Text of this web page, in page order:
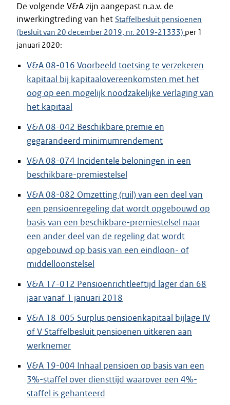
De volgende V&A zijn aangepast n.a.v. de
inwerkingtreding van het Staffelbesluit pensioenen
(besluit van 20 december 2019, nr. 2019-21333) per 1
januari 2020:
V&A 08-016 Voorbeeld toetsing te verzekeren
kapitaal bij kapitaalovereenkomsten met het
oog op een mogelijk noodzakelijke verlaging van
het kapitaal
V&A 08-042 Beschikbare premie en
gegarandeerd minimumrendement
V&A 08-074 Incidentele beloningen in een
beschikbare-premiestelsel
V&A 08-082 Omzetting (ruil) van een deel van
een pensioenregeling dat wordt opgebouwd op
basis van een beschikbare-premiestelsel naar
een ander deel van de regeling dat wordt
opgebouwd op basis van een eindloon- of
middelloonstelsel
V&A 17-012 Pensioenrichtleeftijd lager dan 68
jaar vanaf 1 januari 2018
V&A 18-005 Surplus pensioenkapitaal bijlage IV
of V Staffelbesluit pensioenen uitkeren aan
werknemer
V&A 19-004 Inhaal pensioen op basis van een
3%-staffel over diensttijd waarover een 4%-
staffel is gehanteerd